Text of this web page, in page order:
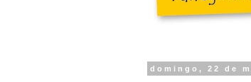
domingo, 22 de